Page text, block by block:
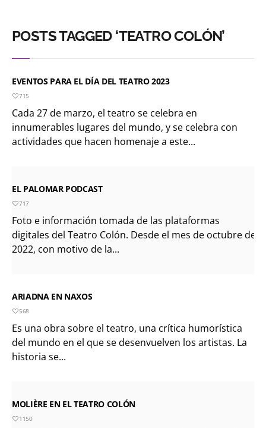
POSTS TAGGED ‘TEATRO COLÓN’
EVENTOS PARA EL DÍA DEL TEATRO 2023
715
Cada 27 de marzo, el teatro se celebra en
innumerables lugares del mundo, y se celebra con
actividades que hacen homenaje a este...
EL PALOMAR PODCAST
717
Foto e información tomada de las plataformas
digitales del Teatro Colón. Desde el mes de octubre de
2022, con motivo de la...
ARIADNA EN NAXOS
568
Es una obra sobre el teatro, una crítica humorística
del mundo en el que se desenvuelven los artistas. La
historia se...
MOLIÈRE EN EL TEATRO COLÓN
1150